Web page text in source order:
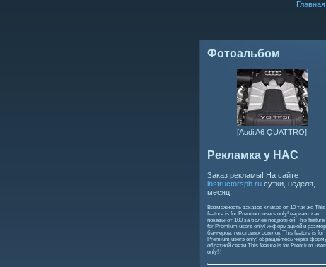
Главная
Фотоальбом
[Audi A6 QUATTRO]
Рекламка у НАС
Заказ рекламы! На сайте
instructorspb.ru сутки, неделя,
месяц!
Возможность заказов кликов от 10 так же This
feature is for Premium users only! вариант как
показы от 100 за более подробной This feature
for Premium users only! информацией и
баннеров, текстовых ссылок This feature is for
Premium users only! обращайтесь через
обратной связи This feature is for Premium
only! !